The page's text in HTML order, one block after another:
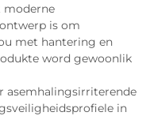
moderne
is om
met hantering en
word gewoonlik
asemhalingsirriterende
in